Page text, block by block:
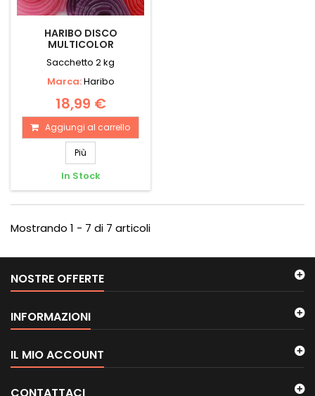
HARIBO DISCO
MULTICOLOR
Sacchetto 2 kg
Marca:Haribo
18,99 €
Aggiungi al carrello
Più
In Stock
Mostrando 1 - 7 di 7 articoli
NOSTRE OFFERTE
INFORMAZIONI
IL MIO ACCOUNT